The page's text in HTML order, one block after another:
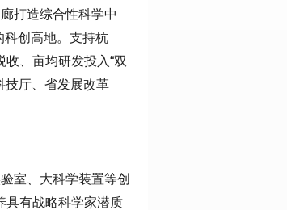
打造综合性科学中
科创高地。支持杭
、亩均研发投入“双
技厅、省发展改革
室、大科学装置等创
具有战略科学家潜质